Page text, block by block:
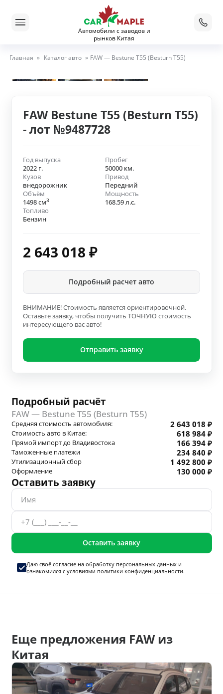
Автомобили с заводов и
рынков Китая
Главная » Каталог авто » FAW — Bestune T55 (Besturn T55)
FAW Bestune T55 (Besturn T55)
- лот №9487728
Год выпуска
2022 г.
Пробег
50000 км.
Кузов
внедорожник
Привод
Передний
Объём
1498 см3
Мощность
168.59 л.с.
Топливо
Бензин
2 643 018 ₽
Подробный расчет авто
ВНИМАНИЕ! Стоимость является ориентировочной.
Оставьте заявку, чтобы получить ТОЧНУЮ стоимость
интересующего вас авто!
Отправить заявку
Подробный расчёт
FAW — Bestune T55 (Besturn T55)
Средняя стоимость автомобиля: 2 643 018 ₽
Стоимость авто в Китае: 618 984 ₽
Прямой импорт до Владивостока 166 394 ₽
Таможенные платежи 234 840 ₽
Утилизационный сбор 1 492 800 ₽
Оформление 130 000 ₽
Оставить заявку
Оставить заявку
Даю своё согласие на обработку персональных данныхи
ознакомился с условиями политики конфиденциальности.
Еще предложения FAW из
Китая